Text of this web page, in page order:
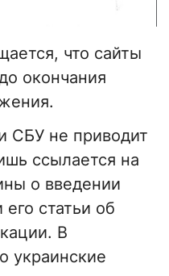
что сайты
окончания
СБУ не приводит
ссылается на
о введении
статьи об
В
украинские